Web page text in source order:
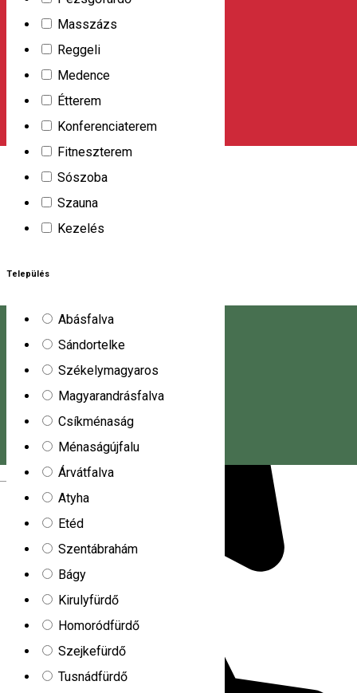
Magyar
Masszázs
Reggeli
Medence
Étterem
Konferenciaterem
Fitneszterem
Sószoba
Szauna
Kezelés
Település
Abásfalva
Sándortelke
Székelymagyaros
Magyarandrásfalva
Csíkménaság
Ménaságújfalu
Árvátfalva
Atyha
Etéd
Szentábrahám
Bágy
Kirulyfürdő
Homoródfürdő
Szejkefürdő
Tusnádfürdő